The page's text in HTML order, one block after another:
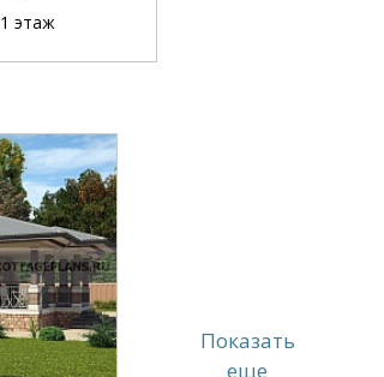
1 этаж
Показать
еще